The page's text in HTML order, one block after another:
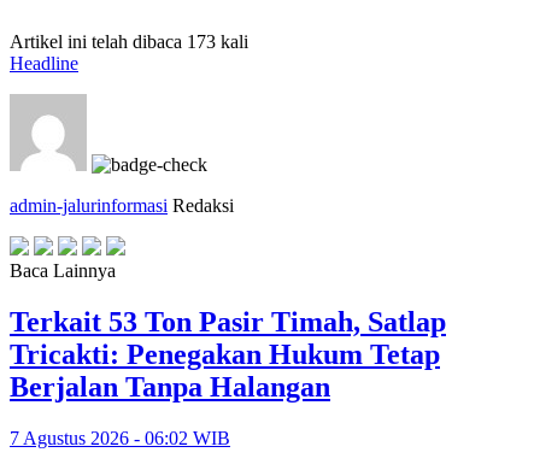
Artikel ini telah dibaca 173 kali
Headline
admin-jalurinformasi Redaksi
Baca Lainnya
Terkait 53 Ton Pasir Timah, Satlap
Tricakti: Penegakan Hukum Tetap
Berjalan Tanpa Halangan
7 Agustus 2026 - 06:02 WIB